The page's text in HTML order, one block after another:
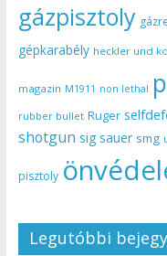
gázpisztoly
gépkarabély heckler und
magazin M1911 non lethal
rubber bullet Ruger
shotgun sig sauer smg
pisztoly
Legutóbbi